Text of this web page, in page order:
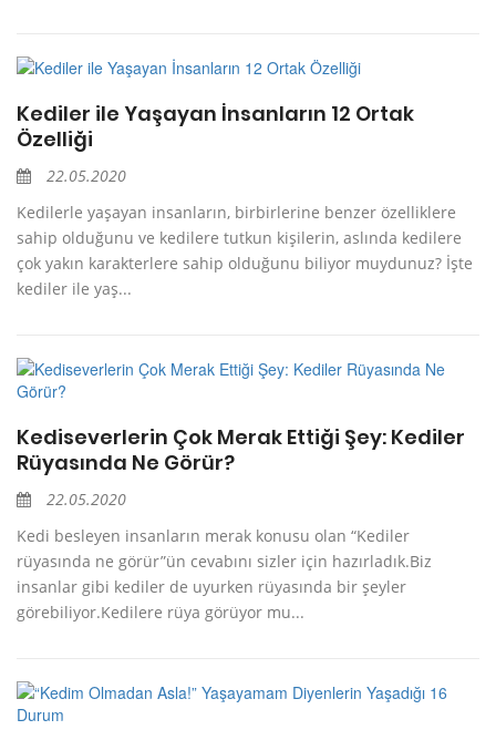
Kediler ile Yaşayan İnsanların 12 Ortak
Özelliği
22.05.2020
Kedilerle yaşayan insanların, birbirlerine benzer özelliklere
sahip olduğunu ve kedilere tutkun kişilerin, aslında kedilere
çok yakın karakterlere sahip olduğunu biliyor muydunuz? İşte
kediler ile yaş...
Kediseverlerin Çok Merak Ettiği Şey: Kediler
Rüyasında Ne Görür?
22.05.2020
Kedi besleyen insanların merak konusu olan “Kediler
rüyasında ne görür”ün cevabını sizler için hazırladık.Biz
insanlar gibi kediler de uyurken rüyasında bir şeyler
görebiliyor.Kedilere rüya görüyor mu...